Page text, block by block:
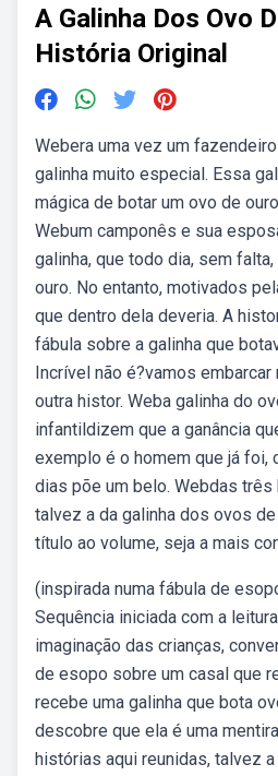
A Galinha Dos Ovo
História Original
Webera uma vez um
galinha muito especial. Essa
mágica de botar um ovo de
Webum camponês e sua
galinha, que todo dia, sem
ouro. No entanto, motivados
que dentro dela deveria. A
fábula sobre a galinha que
Incrível não é?vamos
outra histor. Weba galinha do
infantildizem que a ganância
exemplo é o homem que já foi,
dias põe um belo. Webdas
talvez a da galinha dos ovos
título ao volume, seja a mais
(inspirada numa fábula de
Sequência iniciada com a
imaginação das crianças,
de esopo sobre um casal que
recebe uma galinha que bota
descobre que ela é uma
histórias aqui reunidas, talvez